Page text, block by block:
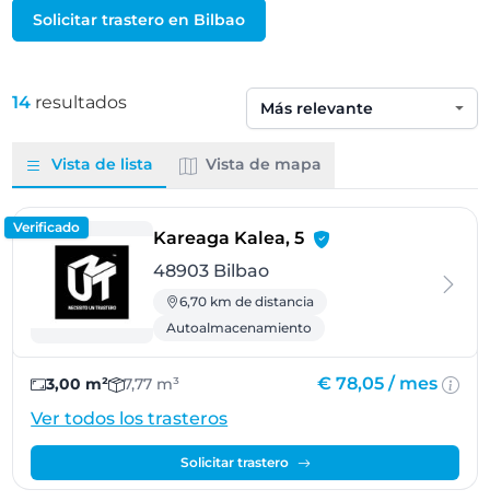
Solicitar trastero en Bilbao
14 resultados
Ordenar por
Vista de lista Vista de mapa
Verificado
Kareaga Kalea, 5- Bilbao
48903 Bilbao
6,70 km de distancia
Autoalmacenamiento
3,00 m² 7,77 m³ € 78,05 / mes
Ver todos los trasteros
Solicitar trastero